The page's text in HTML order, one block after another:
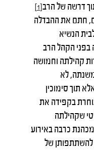
דרשה של הרב[1]
חתם את ההבדלה
הנשיא
בפני הקהל הרב
קהילתה וחמושה
לא
תוך סימוכין
בקפידה את
שקהילתה
כרבה באירוע
להשתתפותן של